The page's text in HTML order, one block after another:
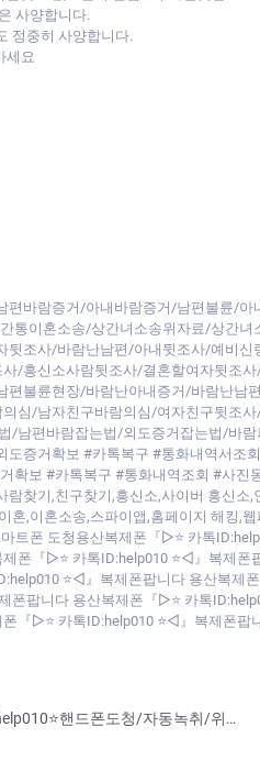
사양합니다.
정중히 사양합니다.
세요
편바람증거/아내바람증거/남편불륜/
통이혼소송/상간녀소송위자료/상간
뒷조사/바람난남편/아내뒷조사/예비
/흥신소사람뒷조사/결혼할여자뒷조
편불륜현장/바람난아내증거/바람난
심/남자친구바람의심/여자친구뒷조
/남편바람잡는법/외도증거잡는법/바
증거확보 #카톡복구 #통화내역서
확보 #카톡복구 #통화내역조회 #사진
람찾기,친구찾기,흥신소,사이버 흥신
혼,이혼소송,스파이앱,홈페이지 해킹,
트폰 도청용산복제폰『▷⭐ 카톡
폰『▷⭐ 카톡ID:help010 ⭐◁』복제
⭐◁』복제폰팝니다 용산복제
폰팝니다 용산복제폰『▷⭐ 카톡
『▷⭐ 카톡ID:help010 ⭐◁』복제폰
남자친구아이폰해킹/카톡해킹⭐카톡ID:help010⭐핸드폰도청/자동녹취/위치추적/복제폰/쌍둥이폰